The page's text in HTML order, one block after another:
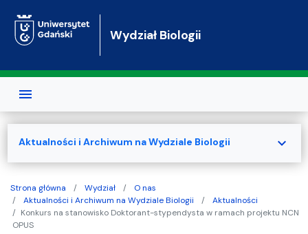
Wydział Biologii
Strona główna Wydział
O nas
Aktualności i Archiwum na Wydziale Biologii
Aktualności
Konkurs na stanowisko Doktorant-stypendysta w ramach projektu NCN
OPUS
Aktualności i Archiwum na Wydziale Biologii expand_more